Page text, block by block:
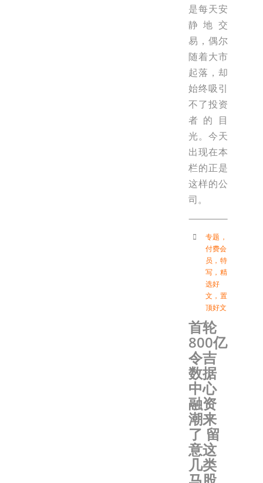
是每天安
静地交
易，偶尔
随着大市
起落，却
始终吸引
不了投资
者的目
光。今天
出现在本
栏的正是
这样的公
司。
专题 ，
付费会
员 ， 特
写 ， 精
选好
文 ， 置
顶好文
首轮
800亿
令吉
数据
中心
融资
潮来
了 留
意这
几类